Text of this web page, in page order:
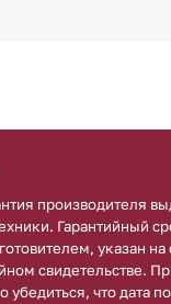
производителя
Гарантийный
указан на
свидетельстве.
убедиться, что дата